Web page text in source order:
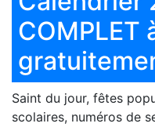
COMPLET
Saint du jour, fêtes
scolaires, numéros de